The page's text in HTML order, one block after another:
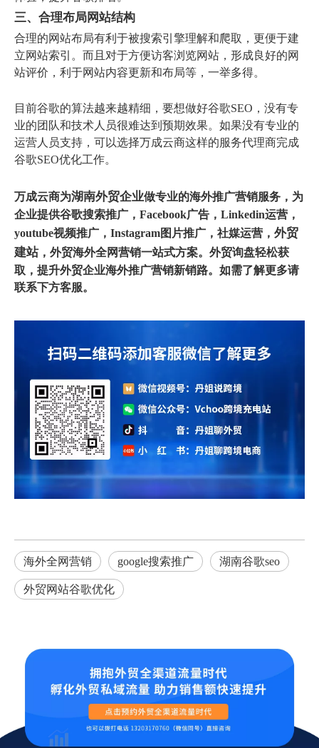
三、合理布局网站结构
合理的网站布局有利于被搜索引擎理解和爬取，更便于建
立网站索引。而且对于方便访客浏览网站，形成良好的网
站评价，利于网站内容更新和布局等，一举多得。
目前谷歌的算法越来越精细，要想做好谷歌SEO，没有专
业的团队和技术人员很难达到预期效果。如果没有专业的
运营人员支持，可以选择万成云商这样的服务代理商完成
谷歌SEO优化工作。
万成云商为湖南外贸企业做专业的海外推广营销服务，为
企业提供谷歌搜索推广，Facebook广告，Linkedin运营，
youtube视频推广，Instagram图片推广，社媒运营， 外贸
建站，外贸海外全网营销一站式方案。外贸询盘轻松获
取，提升外贸企业海外推广营销新销路。如需了解更多请
联系下方客服。
海外全网营销 google搜索推广 湖南谷歌seo
外贸网站谷歌优化